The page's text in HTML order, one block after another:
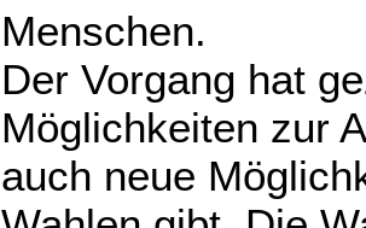
Menschen.
Der Vorgang hat
Möglichkeiten zur
auch neue